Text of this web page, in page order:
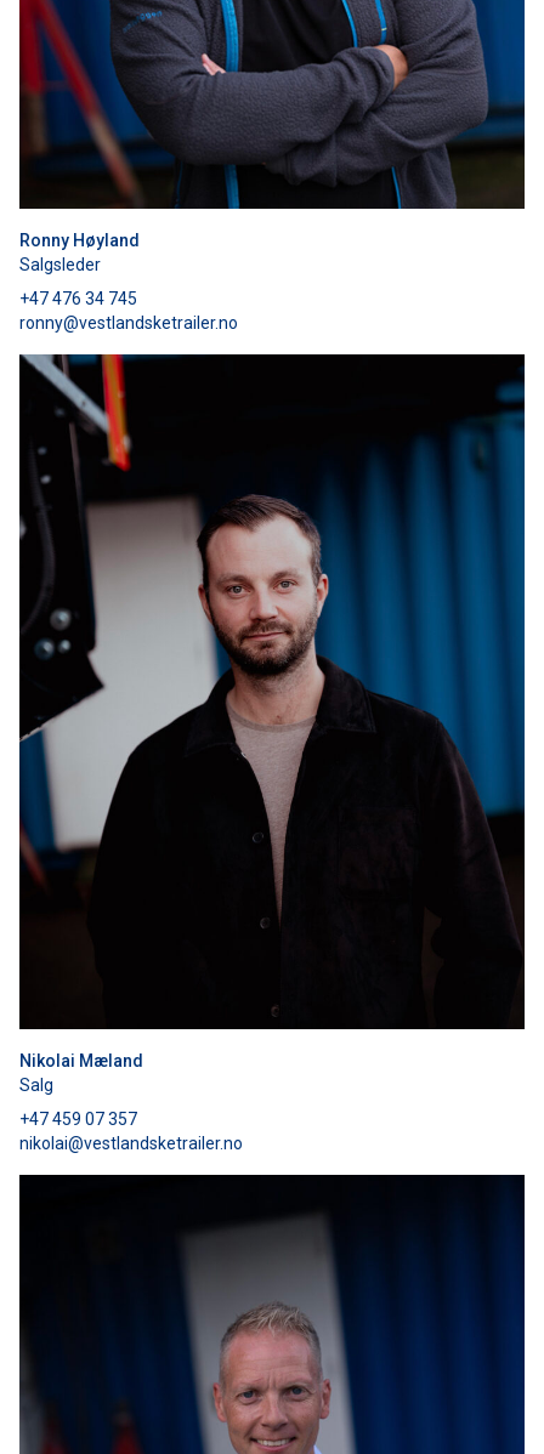
Ronny Høyland
Salgsleder
+47 476 34 745
ronny@vestlandsketrailer.no
Nikolai Mæland
Salg
+47 459 07 357
nikolai@vestlandsketrailer.no